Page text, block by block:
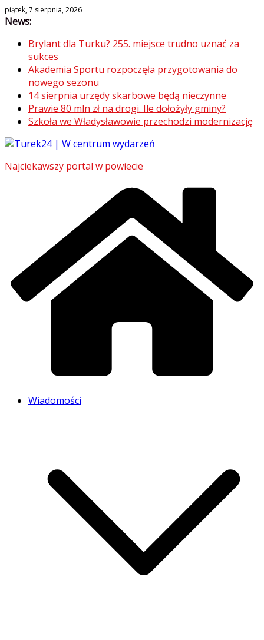
Skip
to
piątek, 7 sierpnia, 2026
News:
Brylant dla Turku? 255. miejsce trudno uznać za
sukces
Akademia Sportu rozpoczęła przygotowania do
nowego sezonu
14 sierpnia urzędy skarbowe będą nieczynne
Prawie 80 mln zł na drogi. Ile dołożyły gminy?
Szkoła we Władysławowie przechodzi modernizację
Najciekawszy portal w powiecie
Wiadomości